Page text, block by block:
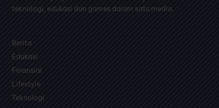
Temukan topik pembahasan menarik seputar bisnis,